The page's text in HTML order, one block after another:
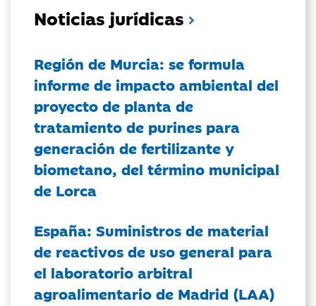
Noticias jurídicas
Región de Murcia: se formula
informe de impacto ambiental del
proyecto de planta de
tratamiento de purines para
generación de fertilizante y
biometano, del término municipal
de Lorca
España: Suministros de material
de reactivos de uso general para
el laboratorio arbitral
agroalimentario de Madrid (LAA)